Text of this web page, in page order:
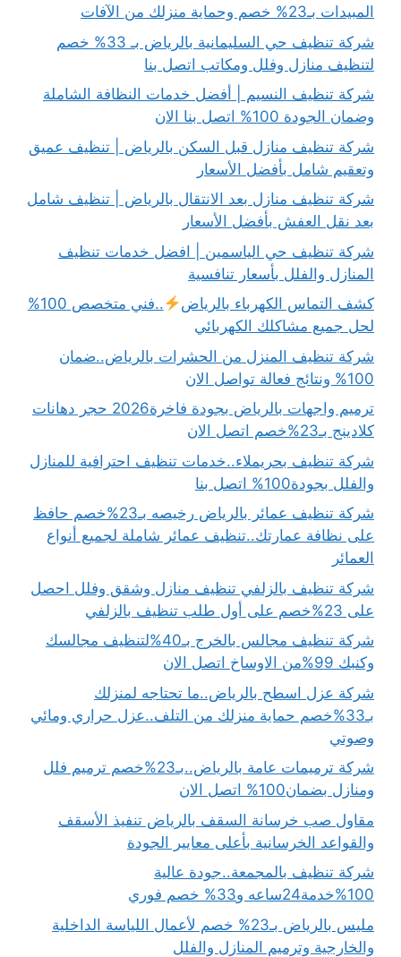
المبيدات بـ23% خصم وحماية منزلك من الآفات
شركة تنظيف حي السليمانية بالرياض بـ 33% خصم
لتنظيف منازل وفلل ومكاتب اتصل بنا
شركة تنظيف النسيم | أفضل خدمات النظافة الشاملة
وضمان الجودة 100% اتصل بنا الان
شركة تنظيف منازل قبل السكن بالرياض | تنظيف عميق
وتعقيم شامل بأفضل الأسعار
شركة تنظيف منازل بعد الانتقال بالرياض | تنظيف شامل
بعد نقل العفش بأفضل الأسعار
شركة تنظيف حي الياسمين | افضل خدمات تنظيف
المنازل والفلل بأسعار تنافسية
كشف التماس الكهرباء بالرياض
..فني متخصص 100%
لحل جميع مشاكلك الكهربائي
شركة تنظيف المنزل من الحشرات بالرياض..ضمان
100% ونتائج فعالة تواصل الان
ترميم واجهات بالرياض بجودة فاخرة2026 حجر دهانات
كلادينج بـ23%خصم اتصل الان
شركة تنظيف بحريملاء..خدمات تنظيف احترافية للمنازل
والفلل بجودة100% اتصل بنا
شركة تنظيف عمائر بالرياض رخيصه بـ23%خصم حافظ
على نظافة عمارتك..تنظيف عمائر شاملة لجميع أنواع
العمائر
شركة تنظيف بالزلفي تنظيف منازل وشقق وفلل احصل
على 23%خصم على أول طلب تنظيف بالزلفي
شركة تنظيف مجالس بالخرج بـ40%لتنظيف مجالسك
وكنبك 99%من الاوساخ اتصل الان
شركة عزل اسطح بالرياض..ما تحتاجه لمنزلك
بـ33%خصم حماية منزلك من التلف..عزل حراري ومائي
وصوتي
شركة ترميمات عامة بالرياض..بـ23%خصم ترميم فلل
ومنازل بضمان100% اتصل الان
مقاول صب خرسانة السقف بالرياض تنفيذ الأسقف
والقواعد الخرسانية بأعلى معايير الجودة
شركة تنظيف بالمجمعة..جودة عالية
100%خدمة24ساعه و33% خصم فوري
مليس بالرياض بـ23% خصم لأعمال اللياسة الداخلية
والخارجية وترميم المنازل والفلل